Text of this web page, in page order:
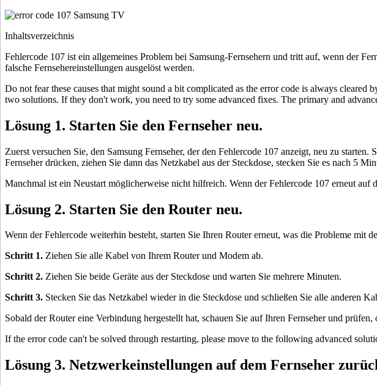
Inhaltsverzeichnis
Fehlercode 107 ist ein allgemeines Problem bei Samsung-Fernsehern und tritt auf, wenn der
falsche Fernsehereinstellungen ausgelöst werden.
Do not fear these causes that might sound a bit complicated as the error code is always
two solutions. If they don't work, you need to try some advanced fixes. The primary and
Lösung 1. Starten Sie den Fernseher neu.
Zuerst versuchen Sie, den Samsung Fernseher, der den Fehlercode 107 anzeigt, neu zu
Fernseher drücken, ziehen Sie dann das Netzkabel aus der Steckdose, stecken Sie es nach 5
Manchmal ist ein Neustart möglicherweise nicht hilfreich. Wenn der Fehlercode 107 erneut
Lösung 2. Starten Sie den Router neu.
Wenn der Fehlercode weiterhin besteht, starten Sie Ihren Router erneut, was die Probleme mit
Schritt 1. Ziehen Sie alle Kabel von Ihrem Router und Modem ab.
Schritt 2. Ziehen Sie beide Geräte aus der Steckdose und warten Sie mehrere Minuten.
Schritt 3. Stecken Sie das Netzkabel wieder in die Steckdose und schließen Sie alle anderen
Sobald der Router eine Verbindung hergestellt hat, schauen Sie auf Ihren Fernseher und
If the error code can't be solved through restarting, please move to the following advanced
Lösung 3. Netzwerkeinstellungen auf dem Fernseher